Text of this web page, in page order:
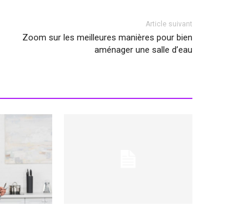
Article suivant
Zoom sur les meilleures manières pour bien
aménager une salle d’eau